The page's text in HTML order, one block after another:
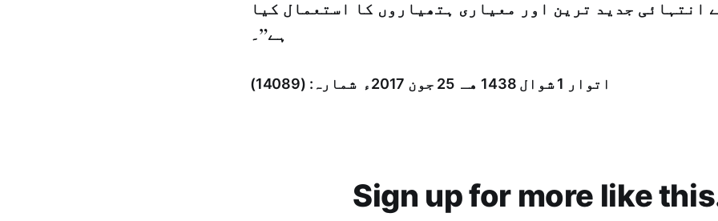
انتہائی جدید ترین اور معیاری ہتھیاروں کا استعمال کیا
ہے”۔
اتوار 1 شوال 1438 هـ ­ 25 جون 2017ء شمارہ: (14089)
Sign up for more like